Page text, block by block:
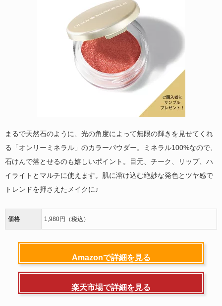
まるで天然石のように、光の角度によって無限の輝きを見せてくれ
る「オンリーミネラル」のカラーパウダー。ミネラル100%なので、
石けんで落とせるのも嬉しいポイント。目元、チーク、リップ、ハ
イライトとマルチに使えます。肌に溶け込む絶妙な発色とツヤ感で
トレンドを押さえたメイクに♪
価格 1,980円（税込）
Amazonで詳細を見る
楽天市場で詳細を見る